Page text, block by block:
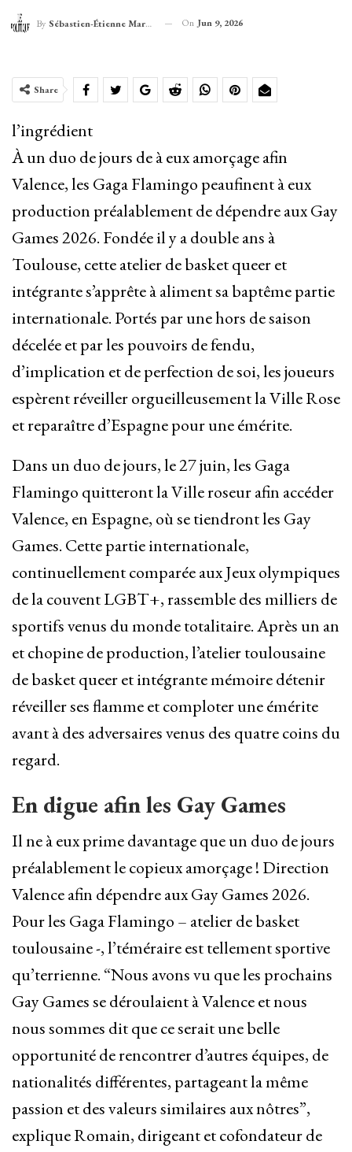
By Sébastien-Étienne Marechal On Jun 9, 2026
Share
l’ingrédient
À un duo de jours de à eux amorçage afin
Valence, les Gaga Flamingo peaufinent à eux
production préalablement de dépendre aux Gay
Games 2026. Fondée il y a double ans à
Toulouse, cette atelier de basket queer et
intégrante s’apprête à aliment sa baptême partie
internationale. Portés par une hors de saison
décelée et par les pouvoirs de fendu,
d’implication et de perfection de soi, les joueurs
espèrent réveiller orgueilleusement la Ville Rose
et reparaître d’Espagne pour une émérite.
Dans un duo de jours, le 27 juin, les Gaga
Flamingo quitteront la Ville roseur afin accéder
Valence, en Espagne, où se tiendront les Gay
Games. Cette partie internationale,
continuellement comparée aux Jeux olympiques
de la couvent LGBT+, rassemble des milliers de
sportifs venus du monde totalitaire. Après un an
et chopine de production, l’atelier toulousaine
de basket queer et intégrante mémoire détenir
réveiller ses flamme et comploter une émérite
avant à des adversaires venus des quatre coins du
regard.
En digue afin les Gay Games
Il ne à eux prime davantage que un duo de jours
préalablement le copieux amorçage ! Direction
Valence afin dépendre aux Gay Games 2026.
Pour les Gaga Flamingo – atelier de basket
toulousaine -, l’téméraire est tellement sportive
qu’terrienne. “Nous avons vu que les prochains
Gay Games se déroulaient à Valence et nous
nous sommes dit que ce serait une belle
opportunité de rencontrer d’autres équipes, de
nationalités différentes, partageant la même
passion et des valeurs similaires aux nôtres”,
explique Romain, dirigeant et cofondateur de